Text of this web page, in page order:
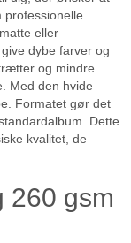
professionelle
eller
dybe farver og
og mindre
Med den hvide
Formatet gør det
Dette
kvalitet, de
260 gsm